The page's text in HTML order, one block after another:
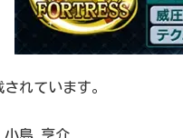
れています。
小島 亨介